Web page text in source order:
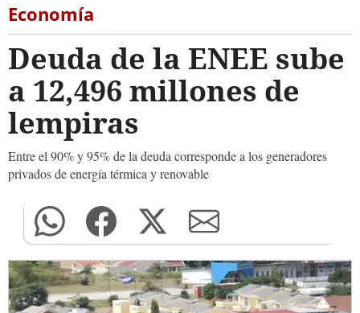
Economía
Deuda de la ENEE sube
a 12,496 millones de
lempiras
Entre el 90% y 95% de la deuda corresponde a los generadores
privados de energía térmica y renovable